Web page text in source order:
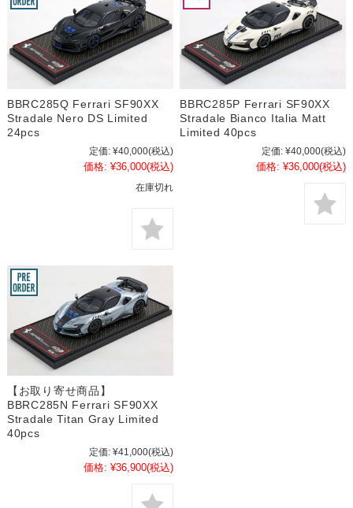
BBRC285Q Ferrari SF90XX
Stradale Nero DS Limited
24pcs
定価: ¥40,000(税込)
価格: ¥36,000(税込)
在庫切れ
BBRC285P Ferrari SF90XX
Stradale Bianco Italia Matt
Limited 40pcs
定価: ¥40,000(税込)
価格: ¥36,000(税込)
【お取り寄せ商品】
BBRC285N Ferrari SF90XX
Stradale Titan Gray Limited
40pcs
定価: ¥41,000(税込)
価格: ¥36,900(税込)